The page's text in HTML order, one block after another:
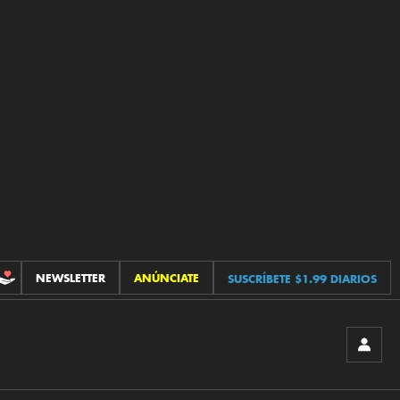
CONTRIBUCIONES
NEWSLETTER ANÚNCIATE SUSCRÍBETE $1.99 DIARIOS